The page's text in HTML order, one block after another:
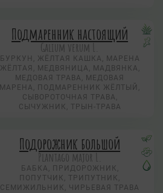
Подмаренник настоящий
Galium verum L.
БУРКУН, ЖЁЛТАЯ КАШКА, МАРЕНА
ЖЁЛТАЯ, МЕДВЯНИЦА, МАДВЯНКА,
МЕДОВАЯ ТРАВА, МЕДОВАЯ
МАРЕНА, ПОДМАРЕННИК ЖЁЛТЫЙ,
СЫВОРОТОЧНАЯ ТРАВА,
СЫЧУЖНИК, ТРЫН-ТРАВА
Подорожник большой
Plantago major L.
БАБКА, ПРИДОРОЖНИК,
ПОПУТЧИК, ТРИПУТНИК,
СЕМИЖИЛЬНИК, ЧИРЬЕВАЯ ТРАВА